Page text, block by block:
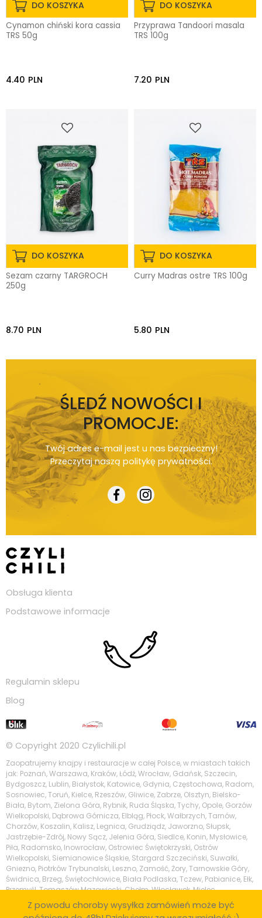
DO KOSZYKA
Cynamon chiński kora cassia
TRS 50g
4.40 PLN
DO KOSZYKA
Przyprawa Tandoori masala
TRS 100g
7.20 PLN
DO KOSZYKA
Sezam czarny TARGROCH
250g
8.70 PLN
DO KOSZYKA
Curry Madras ostre TRS 100g
5.80 PLN
ŚLEDŹ NOWOŚCI I
PROMOCJE:
Twój adres e-mail jest u nas bezpieczny!
Przeczytaj naszą politykę prywatności.
Obsługa klienta
Podstawowe informacje
Regulamin sklepu
Blog
© Copyright 2020 Czylichili.pl
Zaopatrujemy knajpy i restauracje w całej Polsce, w miastach takich
jak: Poznań, Warszawa, Kraków, Łódź, Wrocław, Gdańsk, Szczecin,
Bydgoszcz, Lublin, Białystok, Katowice, Gdynia, Częstochowa, Radom,
Sosnowiec, Toruń, Kielce, Rzeszów, Gliwice, Zabrze, Olsztyn, Bielsko-
Biała, Bytom, Zielona Góra, Rybnik, Ruda Śląska, Tychy, Opole, Gorzów
Wielkopolski, Dąbrowa Górnicza, Elbląg, Płock, Wałbrzych, Tarnów,
Chorzów, Koszalin, Kalisz, Legnica, Grudziądz, Jaworzno, Słupsk,
Jastrzębie-Zdrój, Nowy Sącz, Jelenia Góra, Siedlce, Konin, Mysłowice,
Piła, Radomsko, Inowrocław, Ostrowiec Świętokrzyski, Ostrów
Wielkopolski, Siemianowice Śląskie, Stargard Szczeciński, Suwałki,
Gniezno, Piotrków Trybunalski, Leszno, Zamość, Żory, Tarnowskie Góry,
Świdnica, Brzeg, Świętochłowice, Biała Podlaska, Tczew, Pabianice, Ełk,
Przemyśl, Tomaszów Mazowiecki, Chełm, Włocławek, Mielec,
Tarnobrzeg, Krosno, Kędzierzyn-Koźle, Piaseczno, Zgierz, Wodzisław
Śląski, Stalowa Wola, Skierniewice, Legionowo, Nowy Targ, Puławy,
Z powodu choroby wysyłka zamówień może być